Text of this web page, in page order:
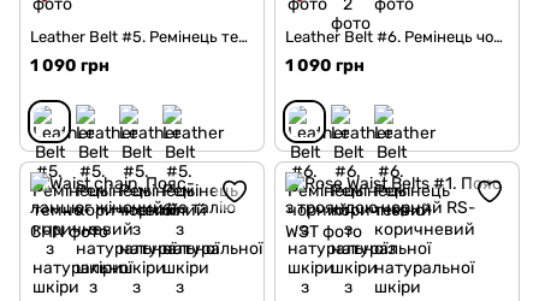
Leather Belt #5. Ремінець темно-коричневий з натуральної шкіри з золотою фурнітурою
1 090 грн
Leather Belt #6. Ремінець чорний з натуральної шкіри з золотою фурнітурою
1 090 грн